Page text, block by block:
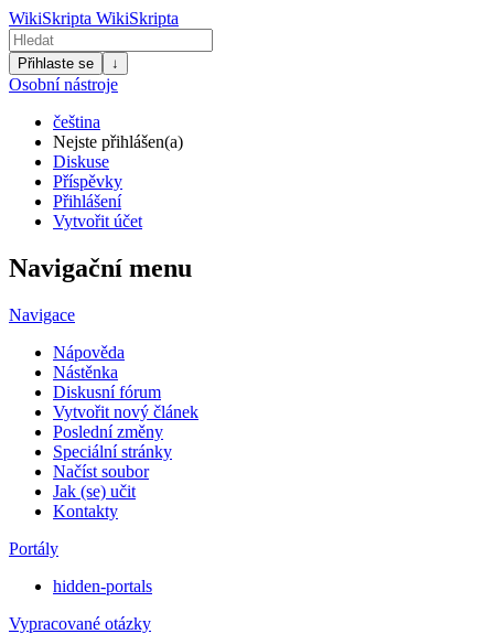
WikiSkripta WikiSkripta
Přihlaste se ↓
Osobní nástroje
čeština
Nejste přihlášen(a)
Diskuse
Příspěvky
Přihlášení
Vytvořit účet
Navigační menu
Navigace
Nápověda
Nástěnka
Diskusní fórum
Vytvořit nový článek
Poslední změny
Speciální stránky
Načíst soubor
Jak (se) učit
Kontakty
Portály
hidden-portals
Vypracované otázky